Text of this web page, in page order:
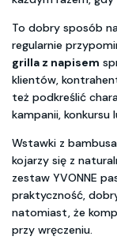
To dobry sposób
regularnie
grilla z napisem
klientów,
też podkreślić
kampanii, konkursu
Wstawki z
kojarzy się z
zestaw YVONNE
praktyczność,
natomiast, że
przy wręczeniu.